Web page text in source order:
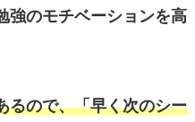
強のモチベーションを高
るので、「早く次のシー